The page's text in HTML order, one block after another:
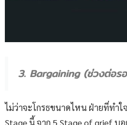
3. Bargaining (ช่วงต่อร
ไม่ว่าจะโกรธขนาดไหน ฝ่ายที่ทำใ
Stage นี้ จาก 5 Stage of grief บอ